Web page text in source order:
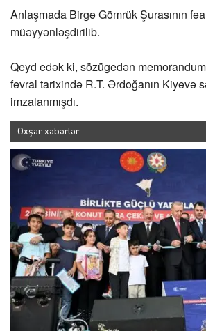
Anlaşmada Birgə Gömrük Şurasının
müəyyənləşdirilib.
Qeyd edək ki, sözügedən
fevral tarixində R.T. Ərdoğanın Kiyevə
imzalanmışdı.
Oxşar xəbərlər